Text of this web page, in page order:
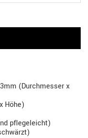
(Durchmesser x
Höhe)
pflegeleicht)